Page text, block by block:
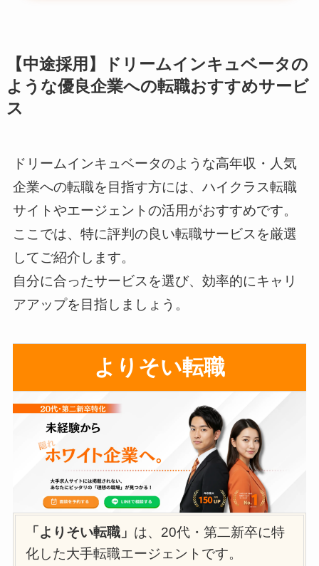
【中途採用】ドリームインキュベータの
ような優良企業への転職おすすめサービ
ス
ドリームインキュベータのような高年収・人気
企業への転職を目指す方には、ハイクラス転職
サイトやエージェントの活用がおすすめです。
ここでは、特に評判の良い転職サービスを厳選
してご紹介します。
自分に合ったサービスを選び、効率的にキャリ
アアップを目指しましょう。
よりそい転職
「よりそい転職」 は、20代・第二新卒に特
化した大手転職エージェントです。